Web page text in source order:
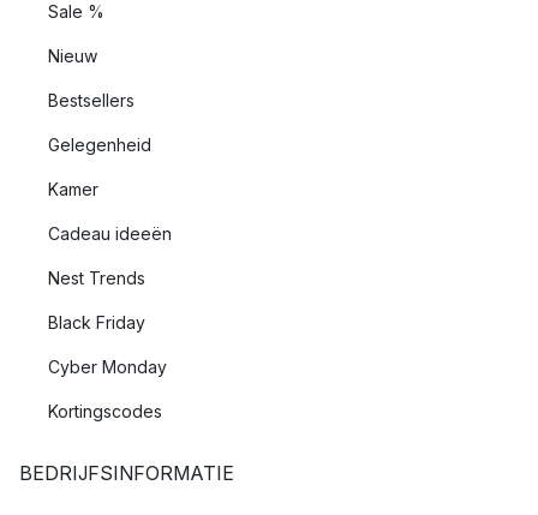
Sale %
Nieuw
Bestsellers
Gelegenheid
Kamer
Cadeau ideeën
Nest Trends
Black Friday
Cyber Monday
Kortingscodes
BEDRIJFSINFORMATIE